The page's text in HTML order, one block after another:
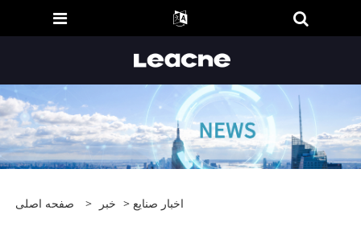
صفحه اصلی > خبر > اخبار صنایع